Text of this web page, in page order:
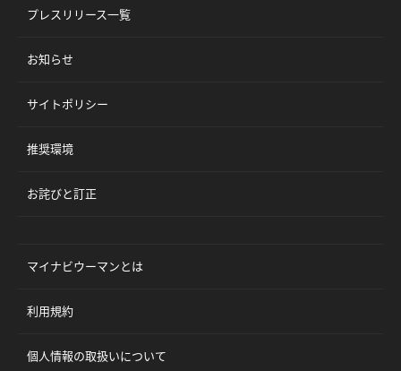
プレスリリース一覧
お知らせ
サイトポリシー
推奨環境
お詫びと訂正
マイナビウーマンとは
利用規約
個人情報の取扱いについて